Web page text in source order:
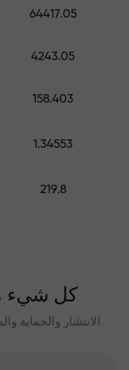
64417.05
4243.05
158.403
1.34553
219.8
كل شيء
الانتشار والحماية